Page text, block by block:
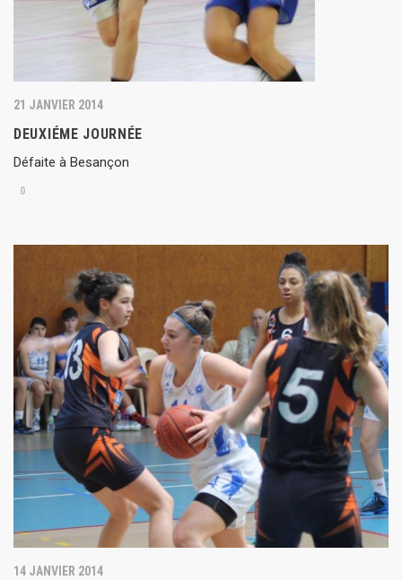
21 JANVIER 2014
DEUXIÉME JOURNÉE
Défaite à Besançon
0
14 JANVIER 2014